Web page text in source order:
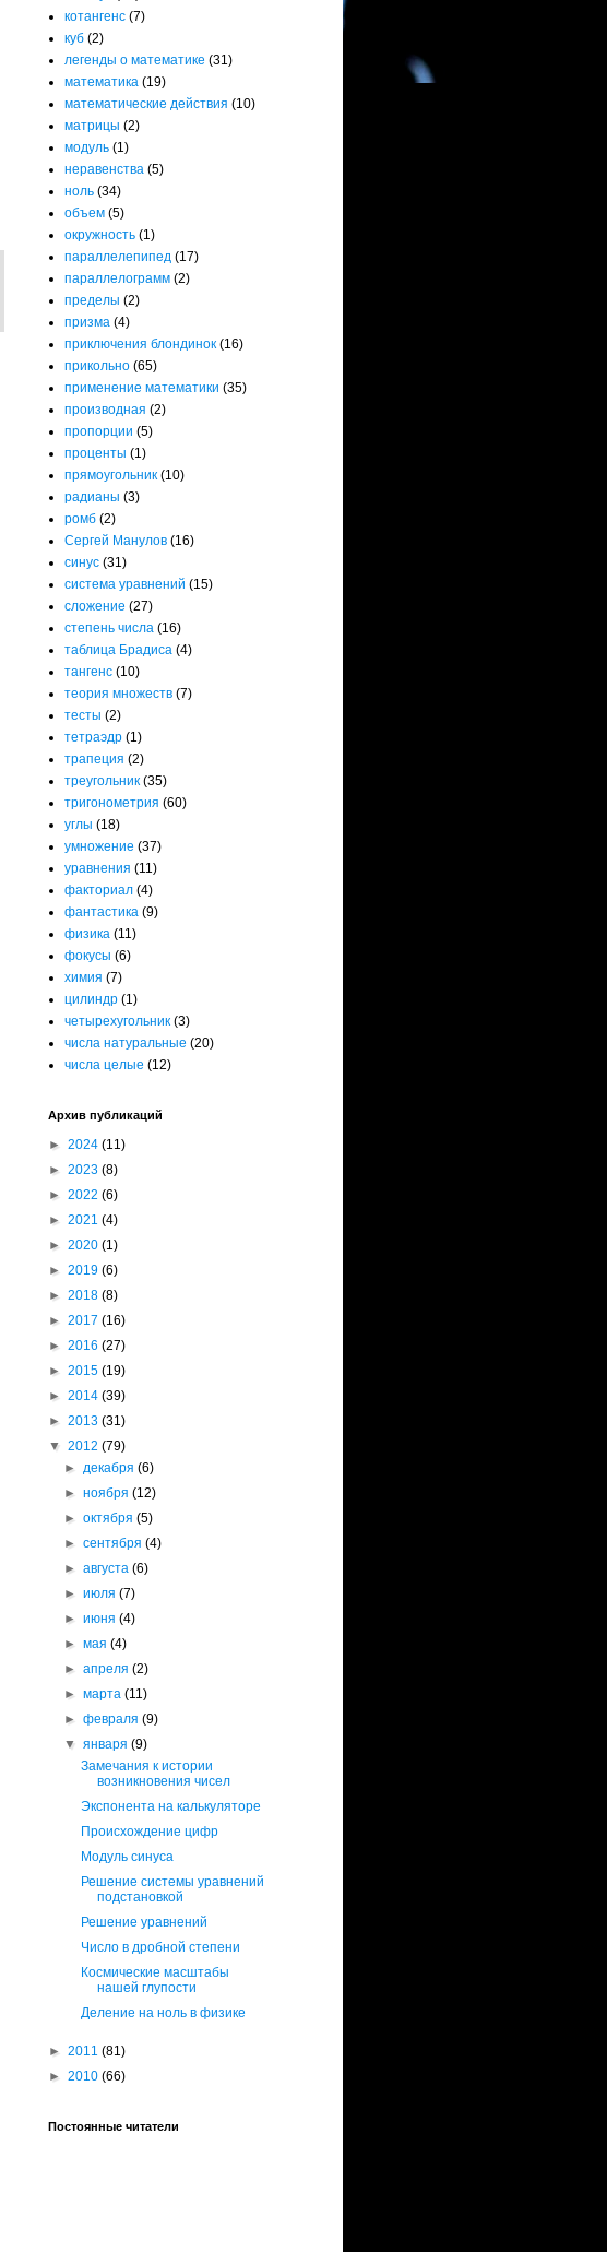
котангенс (7)
куб (2)
легенды о математике (31)
математика (19)
математические действия (10)
матрицы (2)
модуль (1)
неравенства (5)
ноль (34)
объем (5)
окружность (1)
параллелепипед (17)
параллелограмм (2)
пределы (2)
призма (4)
приключения блондинок (16)
прикольно (65)
применение математики (35)
производная (2)
пропорции (5)
проценты (1)
прямоугольник (10)
радианы (3)
ромб (2)
Сергей Манулов (16)
синус (31)
система уравнений (15)
сложение (27)
степень числа (16)
таблица Брадиса (4)
тангенс (10)
теория множеств (7)
тесты (2)
тетраэдр (1)
трапеция (2)
треугольник (35)
тригонометрия (60)
углы (18)
умножение (37)
уравнения (11)
факториал (4)
фантастика (9)
физика (11)
фокусы (6)
химия (7)
цилиндр (1)
четырехугольник (3)
числа натуральные (20)
числа целые (12)
Архив публикаций
► 2024 (11)
► 2023 (8)
► 2022 (6)
► 2021 (4)
► 2020 (1)
► 2019 (6)
► 2018 (8)
► 2017 (16)
► 2016 (27)
► 2015 (19)
► 2014 (39)
► 2013 (31)
▼ 2012 (79)
►декабря(6)
►ноября(12)
►октября(5)
►сентября(4)
►августа(6)
►июля(7)
►июня(4)
►мая(4)
►апреля(2)
►марта(11)
►февраля(9)
▼января(9)
Замечания к истории
возникновения чисел
Экспонента на калькуляторе
Происхождение цифр
Модуль синуса
Решение системы уравнений
подстановкой
Решение уравнений
Число в дробной степени
Космические масштабы
нашей глупости
Деление на ноль в физике
► 2011 (81)
► 2010 (66)
Постоянные читатели